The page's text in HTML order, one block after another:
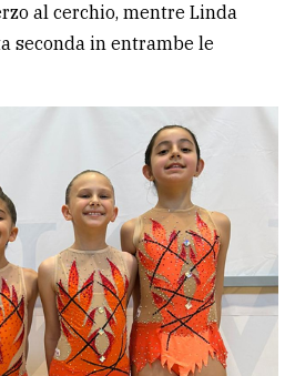
al cerchio, mentre Linda
seconda in entrambe le